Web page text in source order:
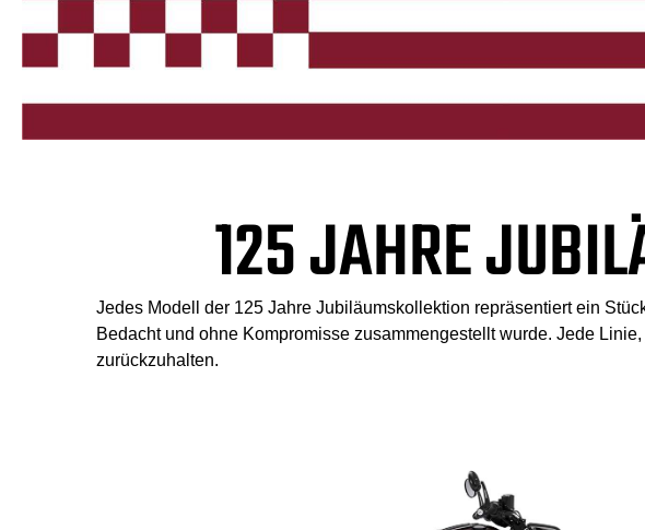
125 JAHRE
Jedes Modell der 125 Jahre Jubiläumskollektion repräsentiert ein
Bedacht und ohne Kompromisse zusammengestellt wurde. Jede
zurückzuhalten.